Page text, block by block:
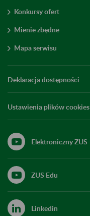
Konkursy ofert
Mienie zbędne
Mapa serwisu
Deklaracja dostępności
Ustawienia plików cookies
Elektroniczny ZUS
ZUS Edu
Linkedin